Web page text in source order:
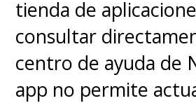
tienda de
consultar
centro de ayuda de
app no permite